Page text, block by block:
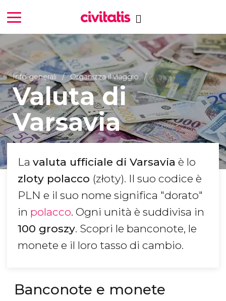
Info generali Organizza il viaggio
Valuta di
Varsavia
La valuta ufficiale di Varsavia è lo
zloty polacco (złoty). Il suo codice è
PLN e il suo nome significa "dorato"
in polacco. Ogni unità è suddivisa in
100 groszy. Scopri le banconote, le
monete e il loro tasso di cambio.
Banconote e monete